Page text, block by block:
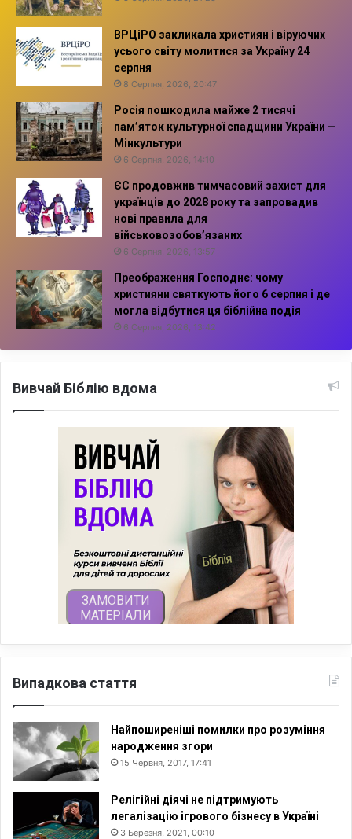
ВРЦіРО закликала християн і віруючих
усього світу молитися за Україну 24
серпня
8 Серпня, 2026, 20:47
Росія пошкодила майже 2 тисячі
пам’яток культурної спадщини України —
Мінкультури
6 Серпня, 2026, 14:10
ЄС продовжив тимчасовий захист для
українців до 2028 року та запровадив
нові правила для
військовозобов’язаних
6 Серпня, 2026, 13:57
Преображення Господнє: чому
християни святкують його 6 серпня і де
могла відбутися ця біблійна подія
6 Серпня, 2026, 13:42
Вивчай Біблію вдома
Випадкова стаття
Найпоширеніші помилки про розуміння
народження згори
15 Червня, 2017, 17:41
Релігійні діячі не підтримують
легалізацію ігрового бізнесу в Україні
3 Березня, 2021, 00:10